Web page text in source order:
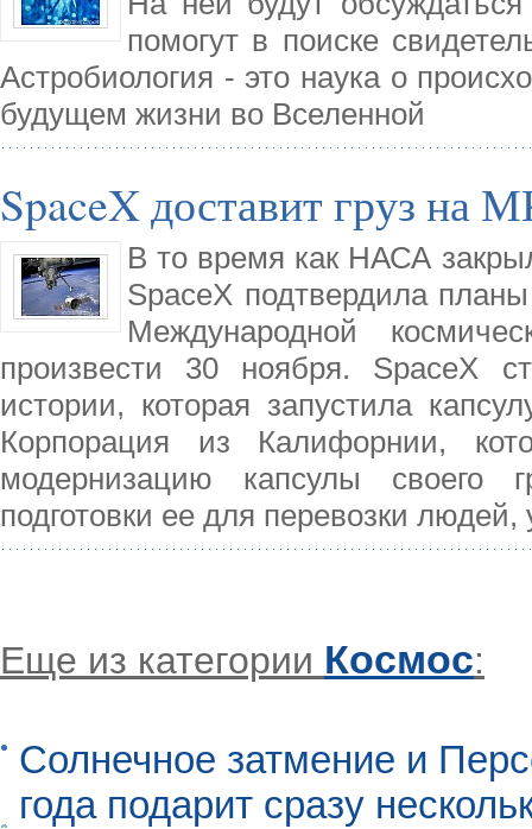
помогут в поиске
Астробиология - это наука о
будущем жизни во Вселенной
SpaceX доставит груз на
В то время как НАСА
SpaceX подтвердила
Международной
произвести 30 ноября. SpaceX
истории, которая запустила
Корпорация из Калифорнии,
модернизацию капсулы своего
подготовки ее для перевозки
Еще из категории Космос:
Солнечное затмение и
года подарит сразу